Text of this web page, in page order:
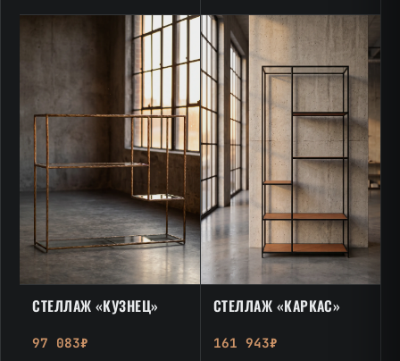
СТЕЛЛАЖ «КУЗНЕЦ»
97 083₽
СТЕЛЛАЖ «КАРКАС»
161 943₽